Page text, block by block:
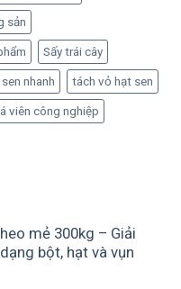
sản
Sấy trái cây
nhanh tách vỏ hạt sen
viên công nghiệp
mẻ 300kg – Giải
bột, hạt và vụn